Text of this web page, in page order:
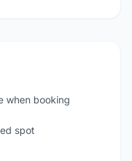
when booking
spot